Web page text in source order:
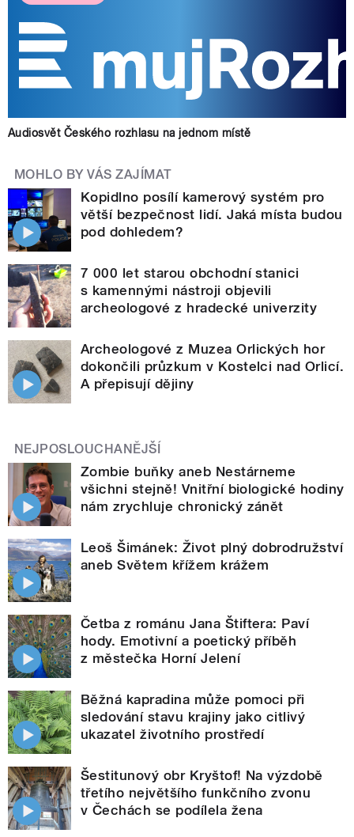
Audiosvět Českého rozhlasu na jednom místě
MOHLO BY VÁS ZAJÍMAT
Kopidlno posílí kamerový systém pro
větší bezpečnost lidí. Jaká místa budou
pod dohledem?
7 000 let starou obchodní stanici
s kamennými nástroji objevili
archeologové z hradecké univerzity
Archeologové z Muzea Orlických hor
dokončili průzkum v Kostelci nad Orlicí.
A přepisují dějiny
NEJPOSLOUCHANĚJŠÍ
Zombie buňky aneb Nestárneme
všichni stejně! Vnitřní biologické hodiny
nám zrychluje chronický zánět
Leoš Šimánek: Život plný dobrodružství
aneb Světem křížem krážem
Četba z románu Jana Štiftera: Paví
hody. Emotivní a poetický příběh
z městečka Horní Jelení
Běžná kapradina může pomoci při
sledování stavu krajiny jako citlivý
ukazatel životního prostředí
Šestitunový obr Kryštof! Na výzdobě
třetího největšího funkčního zvonu
v Čechách se podílela žena